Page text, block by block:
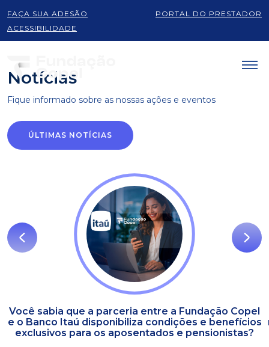
FAÇA SUA ADESÃO
PORTAL DO PRESTADOR
ACESSIBILIDADEProdutos e serviços
Notícias
Fique informado sobre as nossas ações e eventos
ÚLTIMAS NOTÍCIAS
Você sabia que a parceria entre a Fundação Copel
e o Banco Itaú disponibiliza condições e benefícios
exclusivos para os aposentados e pensionistas?